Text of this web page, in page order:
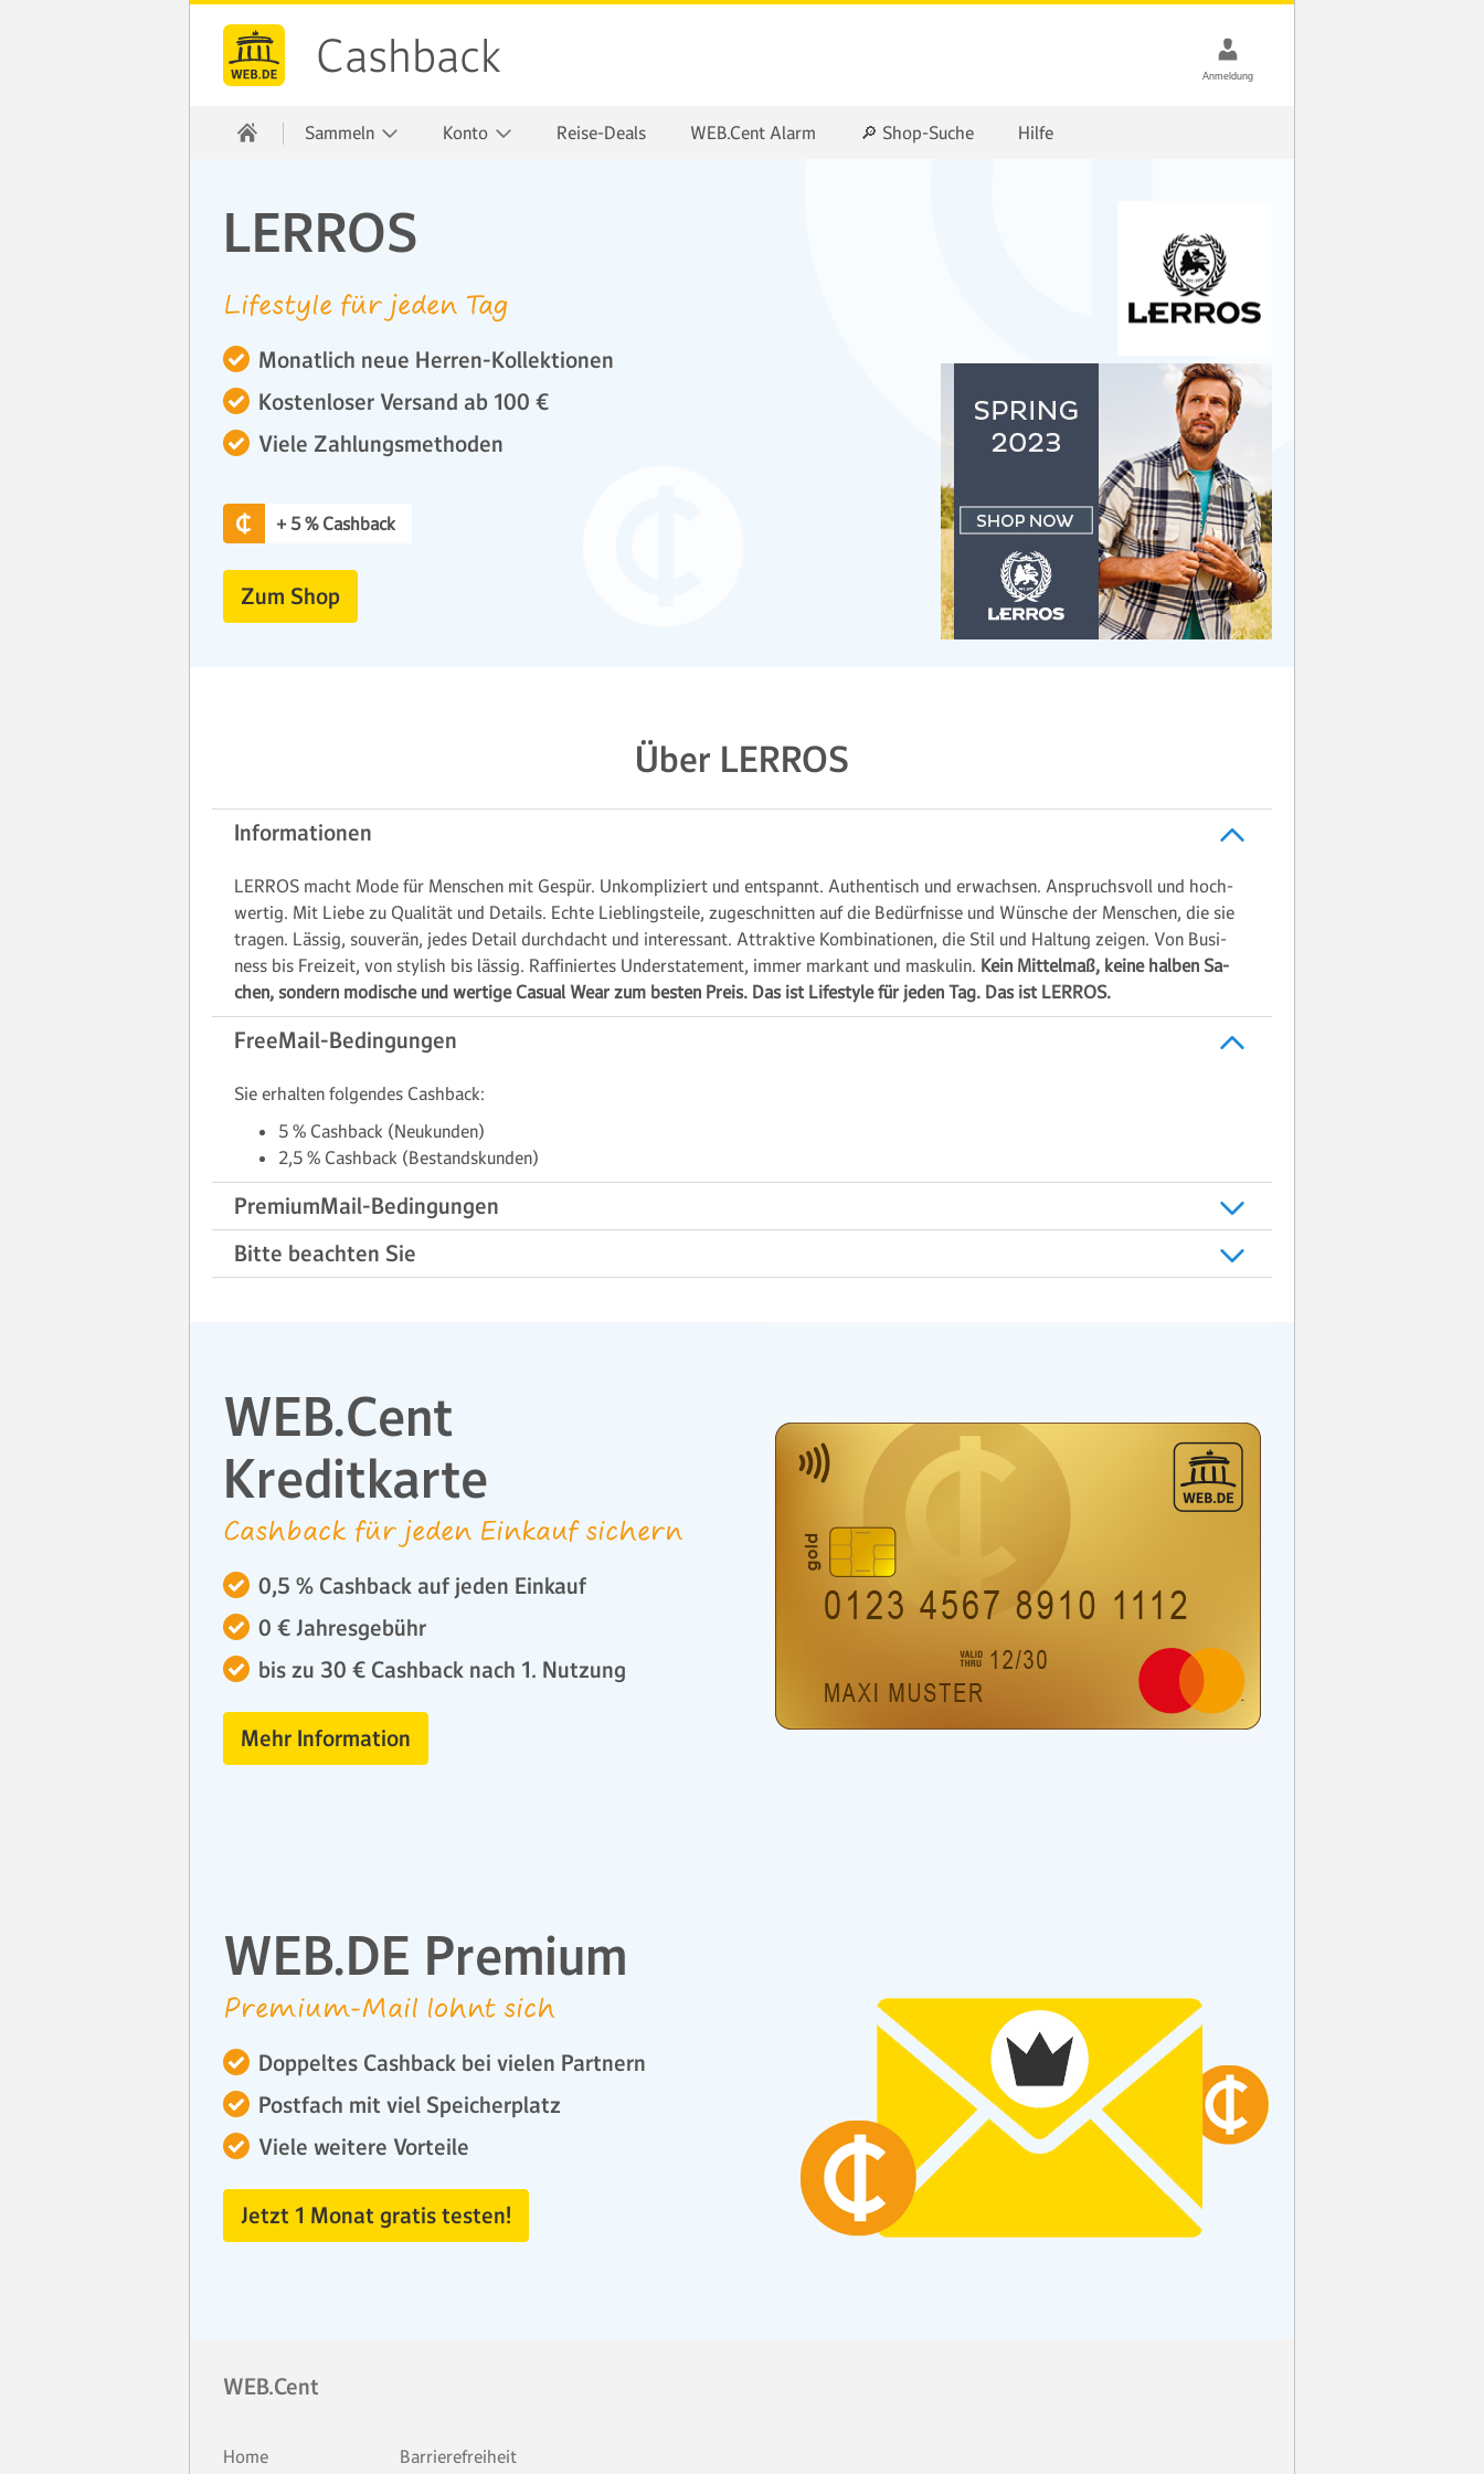
Cashback
Sammeln Konto Reise-Deals WEB.Cent Alarm 🔎 Shop-Suche Hilfe
LERROS
Lifestyle für jeden Tag
Monatlich neue Herren-Kollektionen
Kostenloser Versand ab 100 €
Viele Zahlungsmethoden
+ 5 % Cashback
Zum Shop
Über LERROS
Informationen
LERROS macht Mode für Men­schen mit Ge­spür. Un­kom­pli­ziert und ent­spannt. Au­then­tisch und er­wach­sen. An­spruchs­voll und hoch­
wer­tig. Mit Lie­be zu Qua­li­tät und De­tails. Ech­te Lieb­lings­teile, zu­ge­schnit­ten auf die Be­dürf­nisse und Wün­sche der Men­schen, die sie
tragen. Läs­sig, sou­verän, je­des De­tail durch­dacht und in­teres­sant. Attrak­tive Kom­bina­tionen, die Stil und Hal­tung zeigen. Von Busi­
ness bis Frei­zeit, von sty­lish bis läs­sig. Raffi­nier­tes Under­state­ment, immer mar­kant und mas­kulin. Kein Mit­tel­maß, keine hal­ben Sa­
chen, son­dern modi­sche und wer­tige Casual Wear zum bes­ten Preis. Das ist Life­style für jeden Tag. Das ist LERROS.
FreeMail-Bedingungen
Sie erhalten folgendes Cashback:
5 % Cashback (Neukunden)
2,5 % Cashback (Bestandskunden)
PremiumMail-Bedingungen
Bitte beachten Sie
WEB.Cent
Kreditkarte
Cashback für jeden Einkauf sichern
0,5 % Cashback auf jeden Einkauf
0 € Jahresgebühr
bis zu 30 € Cashback nach 1. Nutzung
Mehr Information
WEB.DE Premium
Premium-Mail lohnt sich
Doppeltes Cashback bei vielen Partnern
Postfach mit viel Speicherplatz
Viele weitere Vorteile
Jetzt 1 Monat gratis testen!
WEB.Cent
Home Barrierefreiheit